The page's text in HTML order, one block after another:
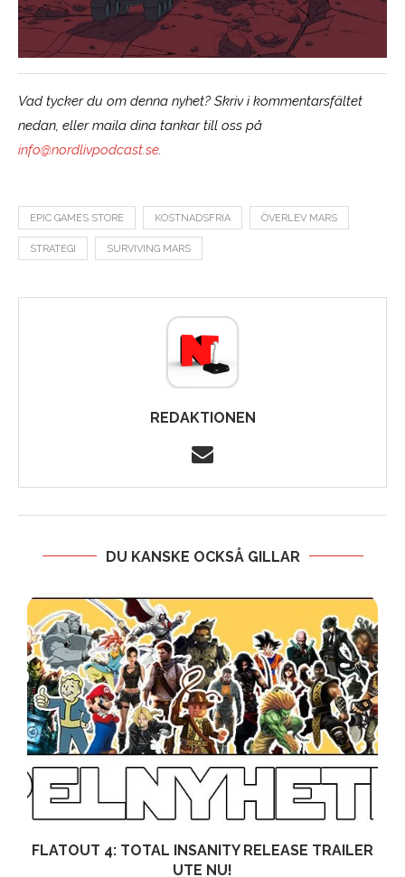
Vad tycker du om denna nyhet? Skriv i kommentarsfältet
nedan, eller maila dina tankar till oss på
info@nordlivpodcast.se.
EPIC GAMES STORE KOSTNADSFRIA ÖVERLEV MARS
STRATEGI SURVIVING MARS
REDAKTIONEN
DU KANSKE OCKSÅ GILLAR
FLATOUT 4: TOTAL INSANITY RELEASE TRAILER
UTE NU!